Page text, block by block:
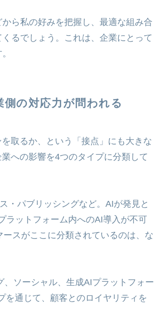
ら私の好みを把握し、最適な組み合
るでしょう。これは、企業にとって
の対応力が問われる
取るか、という「接点」にも大きな
への影響を4つのタイプに分類して
・パブリッシングなど。AIが発見と
ラットフォーム内へのAI導入が不可
スがここに分類されているのは、な
、ソーシャル、生成AIプラットフォー
を通じて、顧客とのロイヤリティを